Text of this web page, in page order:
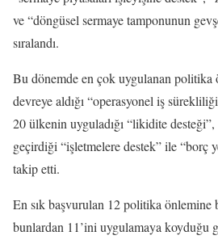
ve “döngüsel sermaye tamponunun
sıralandı.
Bu dönemde en çok uygulanan politika
devreye aldığı “operasyonel iş
20 ülkenin uyguladığı “likidite
geçirdiği “işletmelere destek” ile “borç
takip etti.
En sık başvurulan 12 politika önlemine
bunlardan 11’ini uygulamaya koyduğu